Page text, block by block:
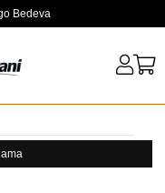
Bedeva